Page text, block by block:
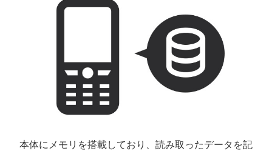
本体にメモリを搭載しており、読み取ったデータを記